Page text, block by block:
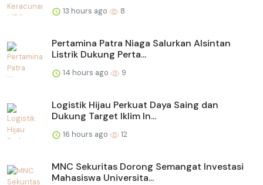
13 hours ago 8
Pertamina Patra Niaga Salurkan Alsintan
Listrik Dukung Perta...
14 hours ago 9
Logistik Hijau Perkuat Daya Saing dan
Dukung Target Iklim In...
16 hours ago 12
MNC Sekuritas Dorong Semangat Investasi
Mahasiswa Universita...